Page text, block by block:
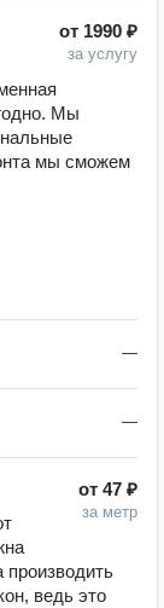
от 1990 ₽
за услугу
Мы
мы сможем
—
—
от 47 ₽
за метр
производить
ведь это